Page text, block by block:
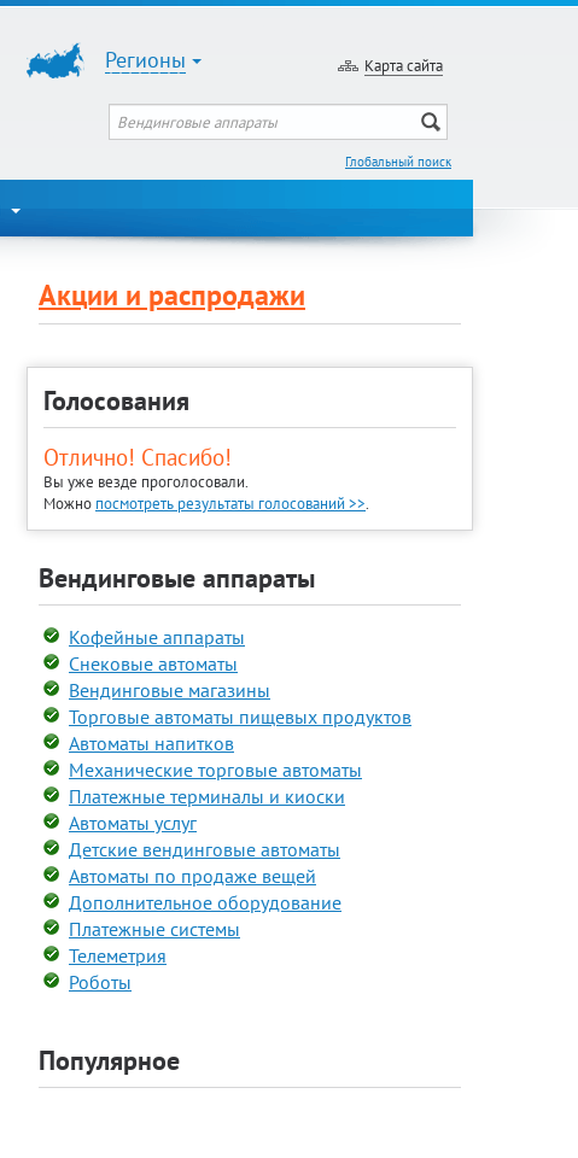
Регионы Карта сайта
Глобальный поиск
Акции и распродажи
Голосования
Отлично! Спасибо!
Вы уже везде проголосовали.
Можно посмотреть результаты голосований >>.
Вендинговые аппараты
Кофейные аппараты
Снековые автоматы
Вендинговые магазины
Торговые автоматы пищевых продуктов
Автоматы напитков
Механические торговые автоматы
Платежные терминалы и киоски
Автоматы услуг
Детские вендинговые автоматы
Автоматы по продаже вещей
Дополнительное оборудование
Платежные системы
Телеметрия
Роботы
Популярное